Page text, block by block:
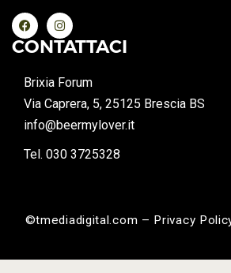
CONTATTACI
Brixia Forum
Via Caprera, 5, 25125 Brescia BS
info@beermylover.it
Tel. 030 3725328
©tmediadigital.com – Privacy